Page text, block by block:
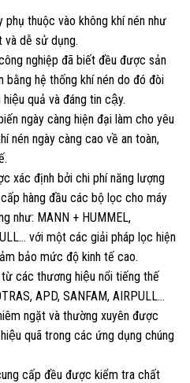
phụ thuộc vào không khí nén như
và dễ sử dụng.
nghiệp đã biết đều được sản
bằng hệ thống khí nén do đó đòi
quả và đáng tin cậy.
ngày càng hiện đại làm cho yêu
nén ngày càng cao về an toàn,
xác định bởi chi phí năng lượng
hàng đầu các bộ lọc cho máy
như: MANN + HUMMEL,
với một các giải pháp lọc hiện
bảo mức độ kinh tế cao.
các thương hiệu nổi tiếng thế
APD, SANFAM, AIRPULL…
ngặt và thường xuyên được
quã trong các ứng dụng chúng
cấp đều được kiểm tra chất